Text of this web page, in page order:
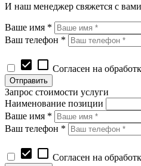
И наш менеджер свяжется с
Ваше имя *
Ваш телефон *
check_box check_box_outline_blank Согласен на
Запрос стоимости услуги
Наименование позиции
Ваше имя *
Ваш телефон *
check_box check_box_outline_blank Согласен на